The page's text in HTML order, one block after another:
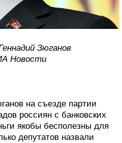
Зюганов
Новости
на съезде партии
россиян с банковских
якобы бесполезны для
депутатов назвали